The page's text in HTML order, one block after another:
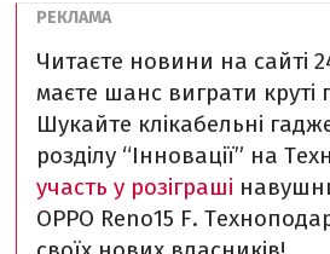
Читаєте новини на сайті
маєте шанс виграти круті
Шукайте клікабельні
розділу “Інновації” на
участь у розіграші
OPPO Reno15 F.